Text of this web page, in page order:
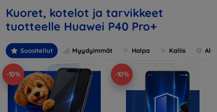
Kuoret, kotelot ja tarvikkeet
tuotteelle Huawei P40 Pro+
Suositellut Myydyimmät Halpa Kallis
-10% -10%